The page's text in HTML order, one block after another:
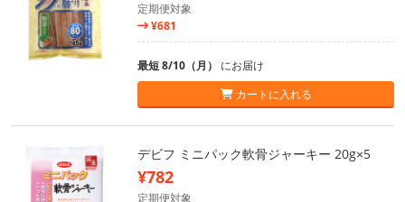
定期便対象
¥681
最短 8/10（月） にお届け
カートに入れる
デビフ ミニパック軟骨ジャーキー 20g×5
¥782
定期便対象